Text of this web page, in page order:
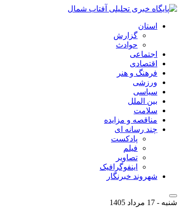
استان
گزارش
حوادث
اجتماعی
اقتصادی
فرهنگ و هنر
ورزشی
سیاسی
بین الملل
سلامت
مناقصه و مزایده
چند رسانه ای
پادکست
فیلم
تصاویر
اینفوگرافیک
شهروند خبرنگار
شنبه - 17 مرداد 1405